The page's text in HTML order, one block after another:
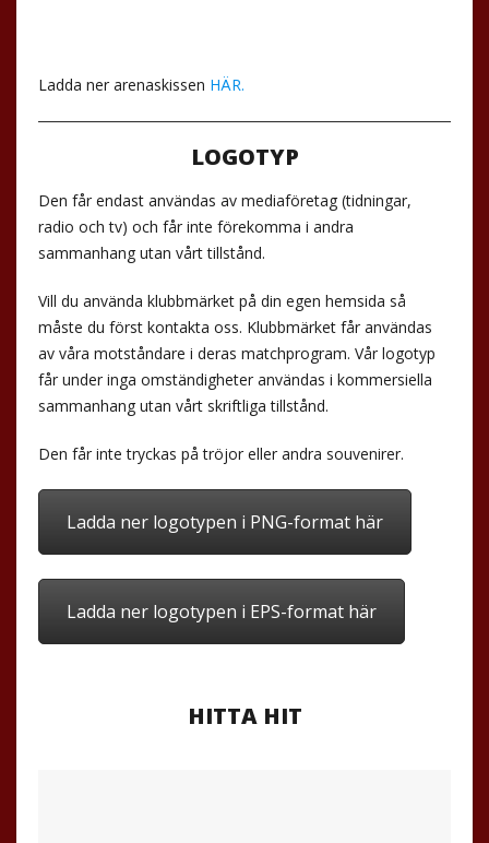
Ladda ner arenaskissen HÄR.
LOGOTYP
Den får endast användas av mediaföretag (tidningar,
radio och tv) och får inte förekomma i andra
sammanhang utan vårt tillstånd.
Vill du använda klubbmärket på din egen hemsida så
måste du först kontakta oss. Klubbmärket får användas
av våra motståndare i deras matchprogram. Vår logotyp
får under inga omständigheter användas i kommersiella
sammanhang utan vårt skriftliga tillstånd.
Den får inte tryckas på tröjor eller andra souvenirer.
Ladda ner logotypen i PNG-format här
Ladda ner logotypen i EPS-format här
HITTA HIT